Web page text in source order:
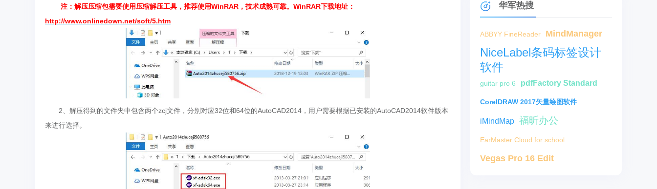
注：解压压缩包需要使用压缩解压工具，推荐使用WinRAR，技术成熟可靠。WinRAR下载地址：
http://www.onlinedown.net/soft/5.htm
2、解压得到的文件夹中包含两个zcj文件，分别对应32位和64位的AutoCAD2014，用户需要根据已安装的AutoCAD2014软件版本
来进行选择。
华军热搜
ABBYY FineReader MindManager
NiceLabel条码标签设计
软件
guitar pro 6 pdfFactory Standard
CorelDRAW 2017矢量绘图软件
iMindMap 福昕办公
EarMaster Cloud for school
Vegas Pro 16 Edit